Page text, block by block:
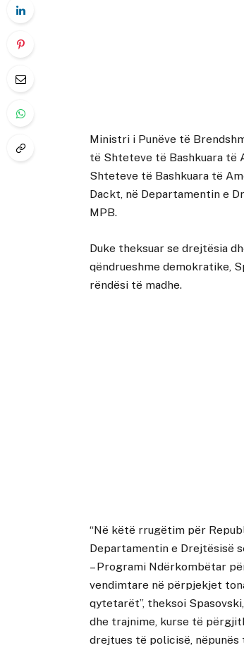
Ministri i Punëve të
të Shteteve të Bashkuara të
Shteteve të Bashkuara të
Dackt, në Departamentin e
MPB.
Duke theksuar se drejtësia
qëndrueshme demokratike,
rëndësi të madhe.
“Në këtë rrugëtim për
Departamentin e Drejtësisë
– Programi Ndërkombëtar
vendimtare në përpjekjet
qytetarët”, theksoi
dhe trajnime, kurse të
drejtues të policisë, nëpunës